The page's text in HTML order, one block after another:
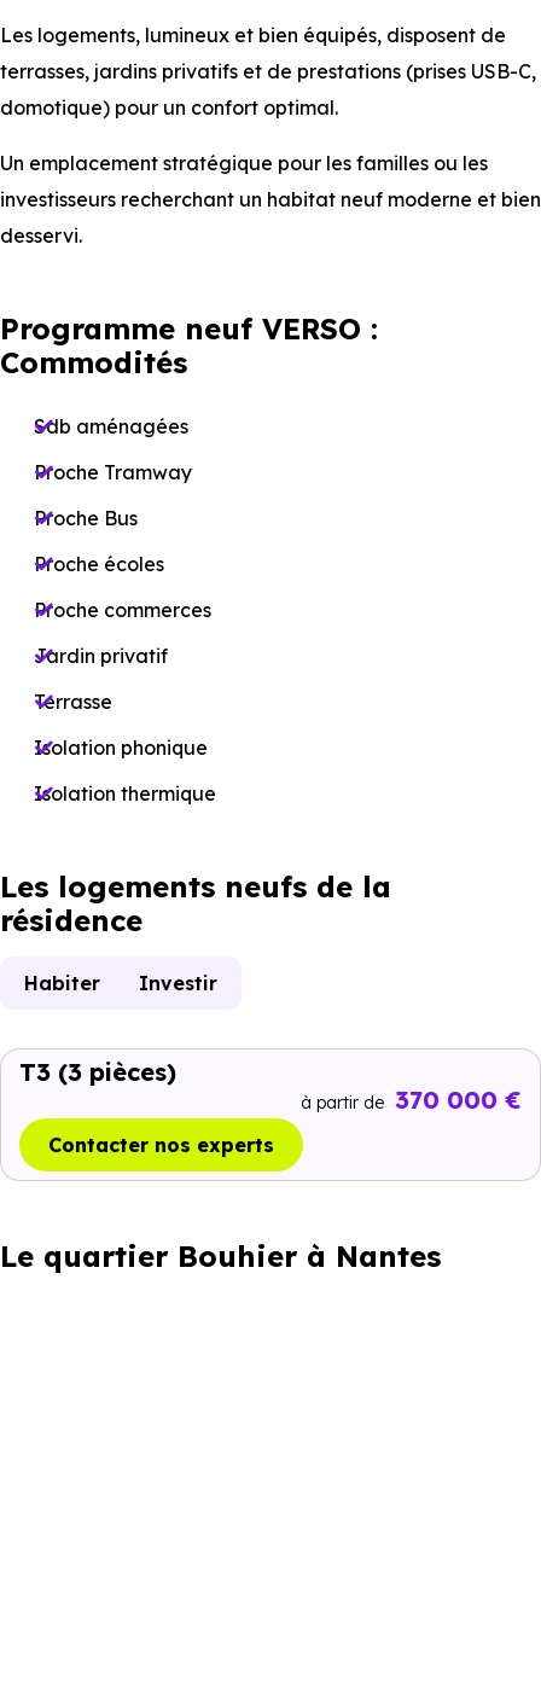
Les logements, lumineux et bien équipés, disposent de
terrasses, jardins privatifs et de prestations (prises USB-C,
domotique) pour un confort optimal.
Un emplacement stratégique pour les familles ou les
investisseurs recherchant un habitat neuf moderne et bien
desservi.
Programme neuf VERSO :
Commodités
Sdb aménagées
Proche Tramway
Proche Bus
Proche écoles
Proche commerces
Jardin privatif
Terrasse
Isolation phonique
Isolation thermique
Les logements neufs de la
résidence
Habiter Investir
T3 (3 pièces)
à partir de 370 000 €
Contacter nos experts
Le quartier Bouhier à Nantes